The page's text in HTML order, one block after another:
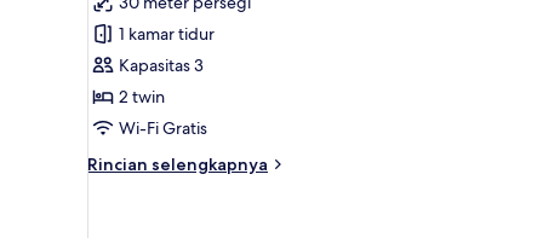
Ocean
View
2
Singles
1 kamar tidur
Kapasitas 3
2 twin
Wi-Fi Gratis
Rincian selengkapnya
Rincian